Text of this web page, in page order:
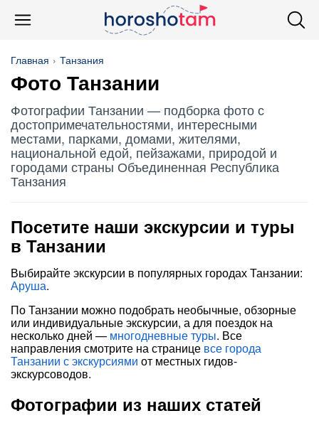
Главная Танзания
Фото Танзании
Фотографии Танзании — подборка фото с
достопримечательностями, интересными
местами, парками, домами, жителями,
национальной едой, пейзажами, природой и
городами страны Объединенная Республика
Танзания
Посетите наши экскурсии и туры
в Танзании
Выбирайте экскурсии в популярных городах Танзании:
Аруша.
По Танзании можно подобрать необычные, обзорные
или индивидуальные экскурсии, а для поездок на
несколько дней — многодневные туры. Все
направления смотрите на странице все города
Танзании с экскурсиями от местных гидов-
экскурсоводов.
Фотографии из наших статей